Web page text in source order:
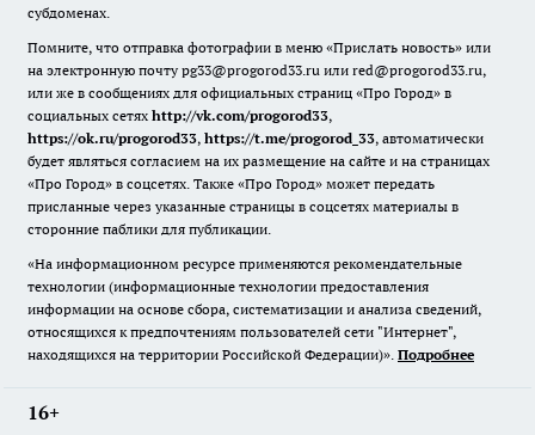
субдоменах.
Помните, что отправка фотографии в меню «Прислать новость» или
на электронную почту pg33@progorod33.ru или red@progorod33.ru,
или же в сообщениях для официальных страниц «Про Город» в
социальных сетях http://vk.com/progorod33,
https://ok.ru/progorod33, https://t.me/progorod_33, автоматически
будет являться согласием на их размещение на сайте и на страницах
«Про Город» в соцсетях. Также «Про Город» может передать
присланные через указанные страницы в соцсетях материалы в
сторонние паблики для публикации.
«На информационном ресурсе применяются рекомендательные
технологии (информационные технологии предоставления
информации на основе сбора, систематизации и анализа сведений,
относящихся к предпочтениям пользователей сети "Интернет",
находящихся на территории Российской Федерации)». Подробнее
16+